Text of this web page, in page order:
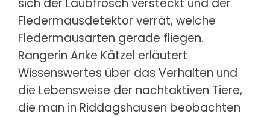
sich der Laubfrosch versteckt und der
Fledermausdetektor verrät, welche
Fledermausarten gerade fliegen.
Rangerin Anke Kätzel erläutert
Wissenswertes über das Verhalten und
die Lebensweise der nachtaktiven Tiere,
die man in Riddagshausen beobachten